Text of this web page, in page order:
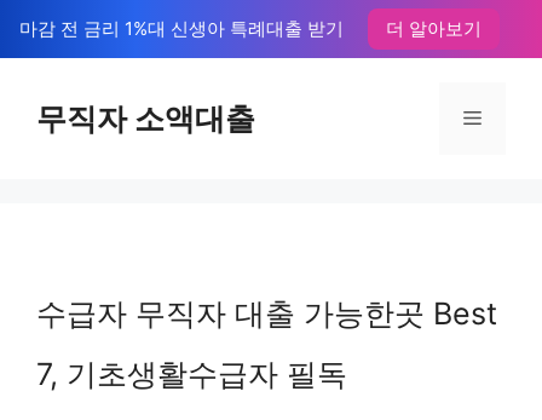
텐
마감 전 금리 1%대 신생아 특례대출 받기 더 알아보기
무직자 소액대출 메
수급자 무직자 대출 가능한곳 Best
7, 기초생활수급자 필독